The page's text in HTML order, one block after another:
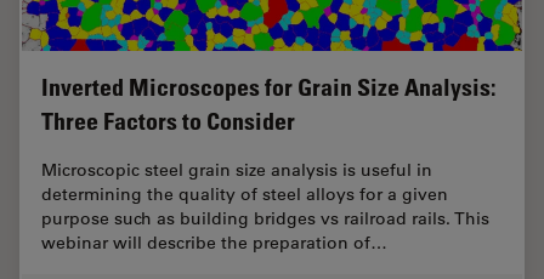
Inverted Microscopes for Grain Size Analysis:
Three Factors to Consider
Microscopic steel grain size analysis is useful in
determining the quality of steel alloys for a given
purpose such as building bridges vs railroad rails. This
webinar will describe the preparation of…